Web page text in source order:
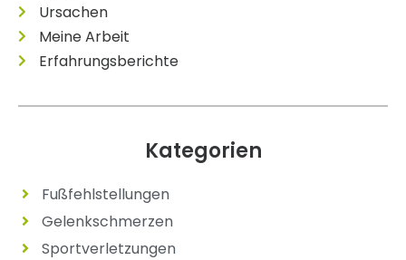
Ursachen
Meine Arbeit
Erfahrungsberichte
Kategorien
Fußfehlstellungen
Gelenkschmerzen
Sportverletzungen